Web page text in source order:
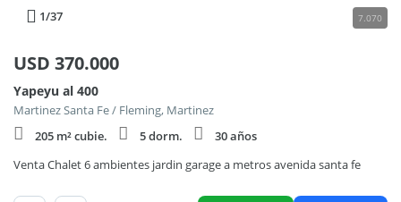
1/37 7.070
USD 370.000
Yapeyu al 400
Martinez Santa Fe / Fleming, Martinez
205 m² cubie.
5 dorm.
30 años
Venta Chalet 6 ambientes jardin garage a metros avenida santa fe